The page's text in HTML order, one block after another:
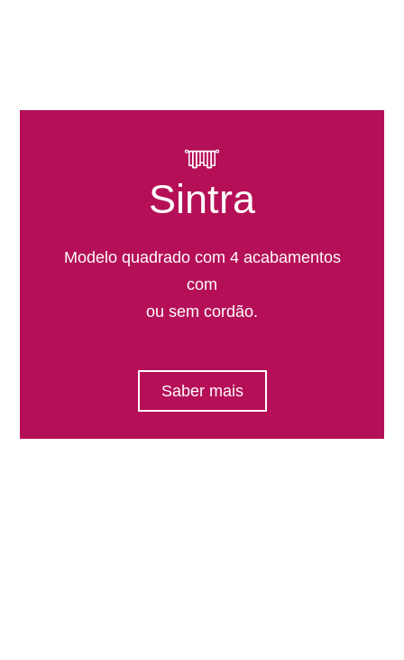
Sintra
Modelo quadrado com 4 acabamentos
com
ou sem cordão.
Saber mais